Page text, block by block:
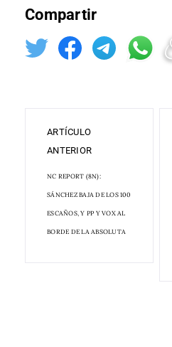
Compartir
ARTÍCULO
ANTERIOR
NC REPORT (8N):
SÁNCHEZ BAJA DE LOS 100
ESCAÑOS, Y PP Y VOX AL
BORDE DE LA ABSOLUTA